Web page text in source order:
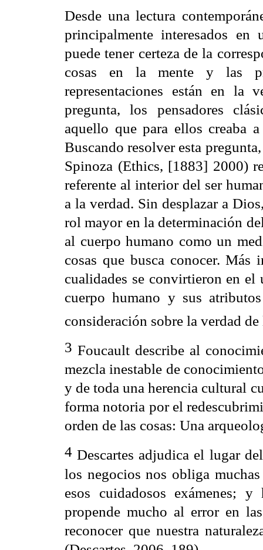
Desde una lectura
principalmente interesados en
puede tener certeza de la
cosas en la mente y las
representaciones están en la
pregunta, los pensadores
aquello que para ellos creaba
Buscando resolver esta
Spinoza (Ethics, [1883] 2000)
referente al interior del ser
a la verdad. Sin desplazar a
rol mayor en la determinación
al cuerpo humano como un
cosas que busca conocer.
cualidades se convirtieron en
cuerpo humano y sus
consideración sobre la verdad
3 Foucault describe al
mezcla inestable de
y de toda una herencia cultural
forma notoria por el
orden de las cosas: Una
4 Descartes adjudica el lugar
los negocios nos obliga
esos cuidadosos exámenes;
propende mucho al error en
reconocer que nuestra